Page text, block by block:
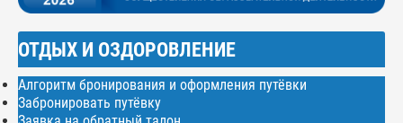
ОТДЫХ И ОЗДОРОВЛЕНИЕ
Алгоритм бронирования и оформления путёвки
Забронировать путёвку